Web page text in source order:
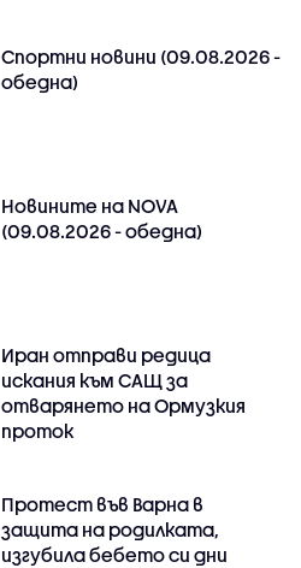
Спортни новини (09.08.2026 -
обедна)
Новините на NOVA
(09.08.2026 - обедна)
Иран отправи редица
искания към САЩ за
отварянето на Ормузкия
проток
Протест във Варна в
защита на родилката,
изгубила бебето си дни